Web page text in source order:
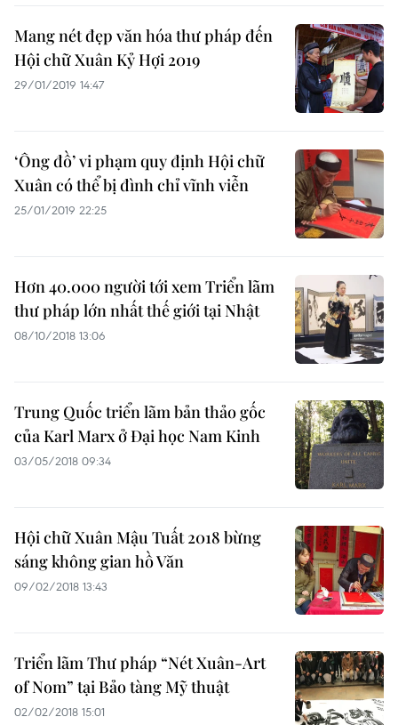
Mang nét đẹp văn hóa thư pháp đến
Hội chữ Xuân Kỷ Hợi 2019
29/01/2019 14:47
‘Ông đồ’ vi phạm quy định Hội chữ
Xuân có thể bị đình chỉ vĩnh viễn
25/01/2019 22:25
Hơn 40.000 người tới xem Triển lãm
thư pháp lớn nhất thế giới tại Nhật
08/10/2018 13:06
Trung Quốc triển lãm bản thảo gốc
của Karl Marx ở Đại học Nam Kinh
03/05/2018 09:34
Hội chữ Xuân Mậu Tuất 2018 bừng
sáng không gian hồ Văn
09/02/2018 13:43
Triển lãm Thư pháp “Nét Xuân-Art
of Nom” tại Bảo tàng Mỹ thuật
02/02/2018 15:01